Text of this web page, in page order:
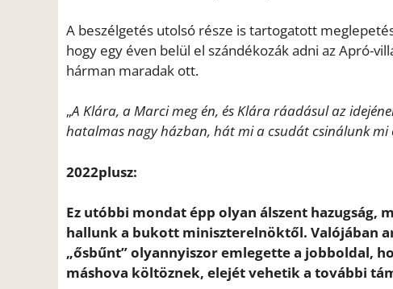
A beszélgetés utolsó része is tartogatott
hogy egy éven belül el szándékozák adni az Apró-
hárman maradak ott.
„A Klára, a Marci meg én, és Klára ráadásul az
hatalmas nagy házban, hát mi a csudát csinálunk mi
2022plusz:
Ez utóbbi mondat épp olyan álszent
hallunk a bukott miniszterelnöktől. Valójában
„ősbűnt” olyannyiszor emlegette a jobboldal,
máshova költöznek, elejét vehetik a további